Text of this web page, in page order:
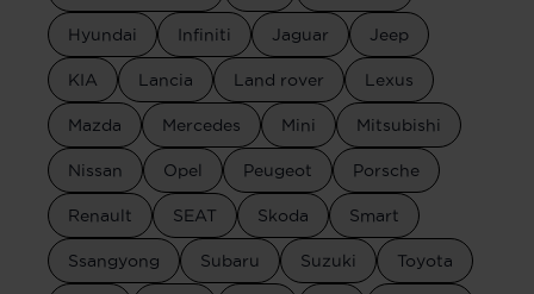
Hyundai Infiniti Jaguar Jeep
KIA Lancia Land rover Lexus
Mazda Mercedes Mini Mitsubishi
Nissan Opel Peugeot Porsche
Renault SEAT Skoda Smart
Ssangyong Subaru Suzuki Toyota